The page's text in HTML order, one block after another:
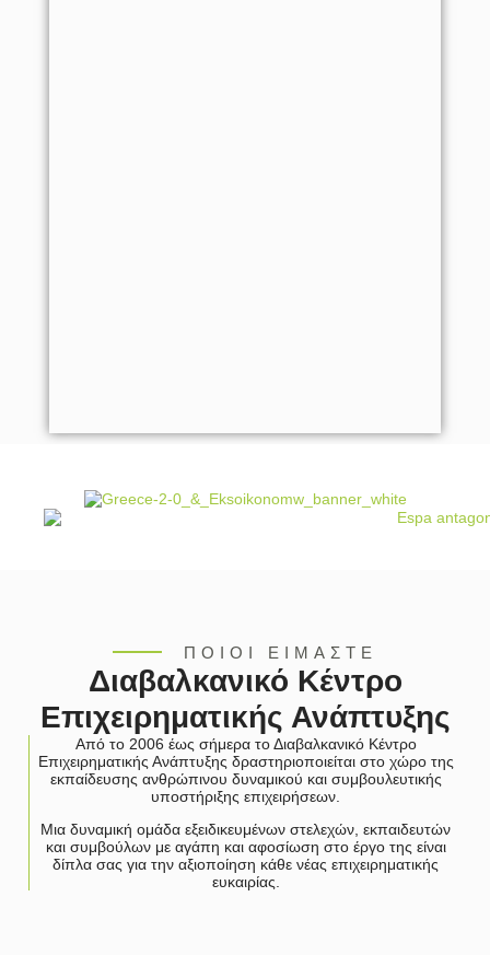
ΠΟΙΟΙ ΕΙΜΑΣΤΕ
Διαβαλκανικό Κέντρο
Επιχειρηματικής Ανάπτυξης
Από το 2006 έως σήμερα το Διαβαλκανικό Κέντρο
Επιχειρηματικής Ανάπτυξης δραστηριοποιείται στο χώρο της
εκπαίδευσης ανθρώπινου δυναμικού και συμβουλευτικής
υποστήριξης επιχειρήσεων.
Μια δυναμική ομάδα εξειδικευμένων στελεχών, εκπαιδευτών
και συμβούλων με αγάπη και αφοσίωση στο έργο της είναι
δίπλα σας για την αξιοποίηση κάθε νέας επιχειρηματικής
ευκαιρίας.